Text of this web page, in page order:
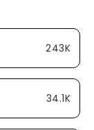
243K
34.1K